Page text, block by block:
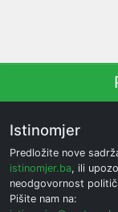
Istinomjer
Predložite nove
istinomjer.ba, ili
neodgovornost
Pišite nam na: